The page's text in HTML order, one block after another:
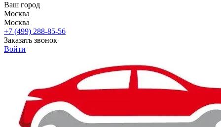
Ваш город
Москва
Москва
+7 (499) 288-85-56
Заказать звонок
Войти